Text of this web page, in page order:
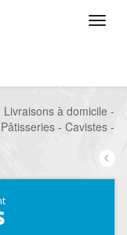
à domicile -
- Cavistes -